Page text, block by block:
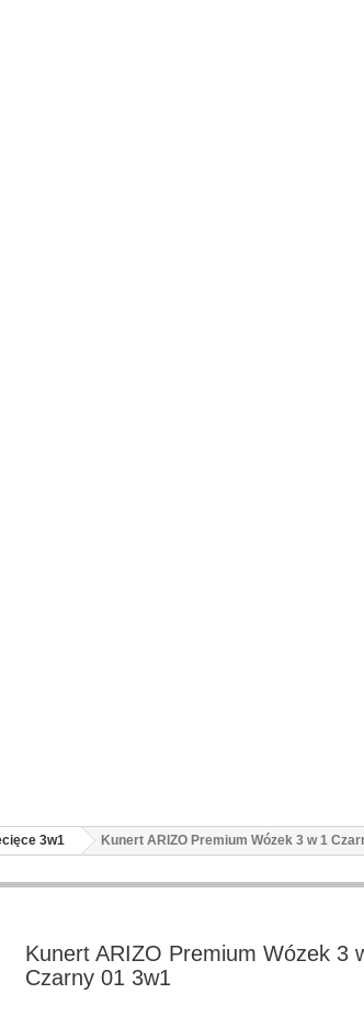
3w1 Kunert ARIZO Premium Wózek 3 w 1
Kunert ARIZO Premium Wózek 3
Czarny 01 3w1